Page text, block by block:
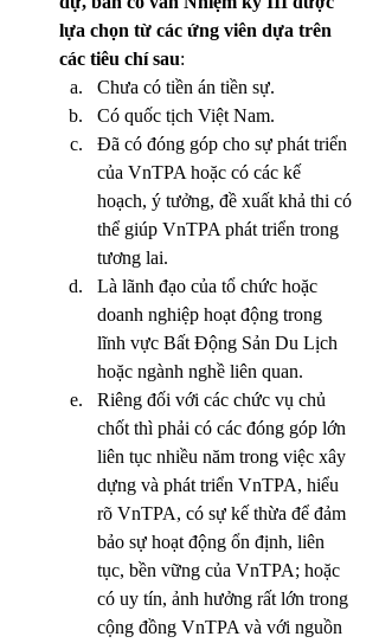
lựa chọn từ các ứng viên dựa trên
các tiêu chí sau:
Chưa có tiền án tiền sự.
Có quốc tịch Việt Nam.
Đã có đóng góp cho sự phát triển
của VnTPA hoặc có các kế
hoạch, ý tưởng, đề xuất khả thi có
thể giúp VnTPA phát triển trong
tương lai.
Là lãnh đạo của tổ chức hoặc
doanh nghiệp hoạt động trong
lĩnh vực Bất Động Sản Du Lịch
hoặc ngành nghề liên quan.
Riêng đối với các chức vụ chủ
chốt thì phải có các đóng góp lớn
liên tục nhiều năm trong việc xây
dựng và phát triển VnTPA, hiểu
rõ VnTPA, có sự kế thừa để đảm
bảo sự hoạt động ổn định, liên
tục, bền vững của VnTPA; hoặc
có uy tín, ảnh hưởng rất lớn trong
cộng đồng VnTPA và với nguồn